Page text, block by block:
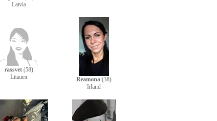
Latvia
rassvet(58)
Litauen
Reamona (38)
Irland